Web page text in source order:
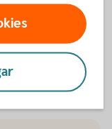
insatser för
upp ensamt.